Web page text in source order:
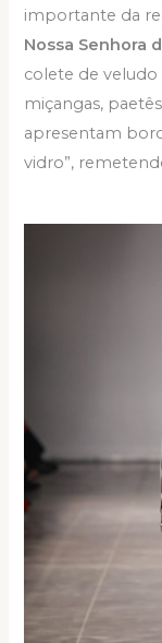
importante da
Nossa Senhora
colete de
miçangas,
apresentam
vidro”,